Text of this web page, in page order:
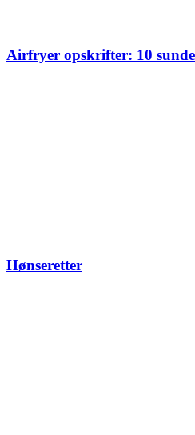
Airfryer opskrifter: 10
Hønseretter